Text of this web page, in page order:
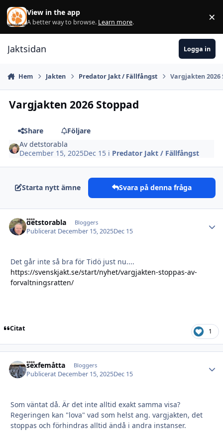
Hoppa till innehåll
View in the app
A better way to browse. Learn more. ×
Jaktsidan Logga in
Hem Jakten Predator Jakt / Fällfångst Vargjakten 2026
Vargjakten 2026 Stoppad
Share
Följare
Avdetstorabla
December 15, 2025Dec 15 i Predator Jakt / Fällfångst
Starta nytt ämne Svara på denna fråga
detstorabla Bloggers
Publicerat December 15, 2025Dec 15
Det går inte så bra för Tidö just nu....
https://svenskjakt.se/start/nyhet/vargjakten-stoppas-av-
forvaltningsratten/
Citat 1
sexfemåtta Bloggers
Publicerat December 15, 2025Dec 15
Som väntat då. Är det inte alltid exakt samma visa?
Regeringen kan "lova" vad som helst ang. vargjakten, det
stoppas och förhindras alltid ändå i andra instanser.